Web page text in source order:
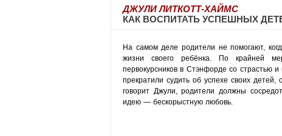
ДЖУЛИ ЛИТКОТТ-ХАЙМС
КАК ВОСПИТАТЬ УСПЕШНЫХ
На самом деле родители не помогают,
жизни своего ребёнка. По крайней
первокурсников в Стэнфорде со страстью
прекратили судить об успехе своих детей,
говорит Джули, родители должны
идею — бескорыстную любовь.